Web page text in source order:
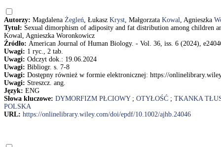
Autorzy: Magdalena Żegleń, Łukasz Kryst, Małgorzata Kowal, Agnieszka
Tytuł: Sexual dimorphism of adiposity and fat distribution among children
Kowal, Agnieszka Woronkowicz
Źródło: American Journal of Human Biology. - Vol. 36, iss. 6 (2024),
Uwagi: 1 ryc., 2 tab.
Uwagi: Odczyt dok.: 19.06.2024
Uwagi: Bibliogr. s. 7-8
Uwagi: Dostępny również w formie elektronicznej: https://
Uwagi: Streszcz. ang.
Język: ENG
Słowa kluczowe: DYMORFIZM PŁCIOWY; OTYŁOŚĆ ; TKANKA
POLSKA
URL: https://onlinelibrary.wiley.com/doi/epdf/10.1002/ajhb.24046